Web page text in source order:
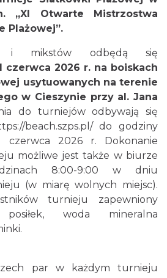
2026-08-16
2026-08-23
„XI Otwarte Mistrzostwa
Plażowej”.
i mikstów odbędą się
czerwca 2026 r. na boiskach
usytuowanych na terenie
w Cieszynie przy al. Jana
do turniejów odbywają się
beach.szps.pl/ do godziny
czerwca 2026 r. Dokonanie
możliwe jest także w biurze
8:00-9:00 w dniu
(w miarę wolnych miejsc).
turnieju zapewniony
woda mineralna
i upominki.
par w każdym turnieju